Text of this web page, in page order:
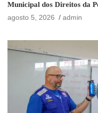
Municipal dos Direitos da
agosto 5, 2026
admin